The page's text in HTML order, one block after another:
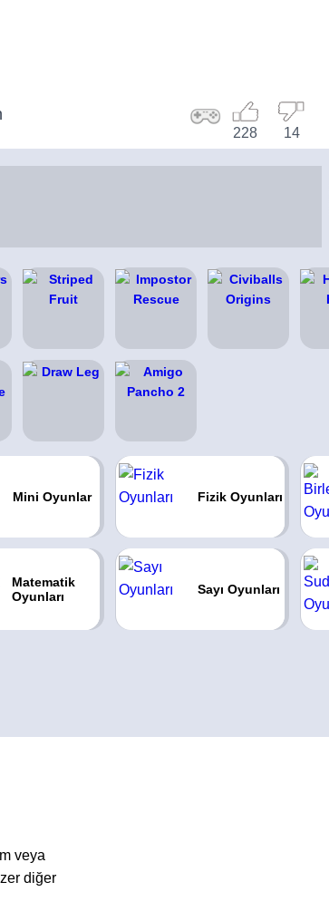
14
228
Mini Oyunlar Fizik Oyunları
Matematik
Oyunları
Sayı Oyunları
veya
diğer